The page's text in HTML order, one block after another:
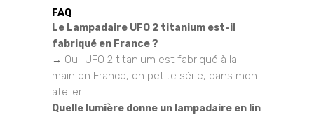
FAQ
Le Lampadaire UFO 2 titanium est-il
fabriqué en France ?
→ Oui. UFO 2 titanium est fabriqué à la
main en France, en petite série, dans mon
atelier.
Quelle lumière donne un lampadaire en lin